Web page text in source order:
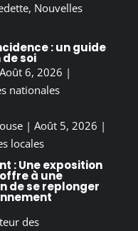
, Nouvelles
: un guide
soi
Août 6, 2026 |
nationales
| Août 5, 2026 |
locales
: Une exposition
à une
de se replonger
des